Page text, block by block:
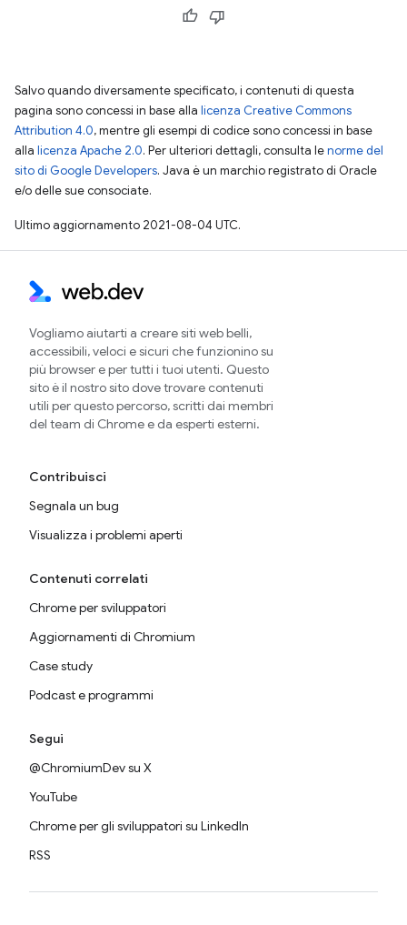
Salvo quando diversamente specificato, i contenuti di questa
pagina sono concessi in base alla licenza Creative Commons
Attribution 4.0, mentre gli esempi di codice sono concessi in base
alla licenza Apache 2.0. Per ulteriori dettagli, consulta lenorme del
sito di Google Developers. Java è un marchio registrato di Oracle
e/o delle sue consociate.
Ultimo aggiornamento 2021-08-04 UTC.
Vogliamo aiutarti a creare siti web belli,
accessibili, veloci e sicuri che funzionino su
più browser e per tutti i tuoi utenti. Questo
sito è il nostro sito dove trovare contenuti
utili per questo percorso, scritti dai membri
del team di Chrome e da esperti esterni.
Contribuisci
Segnala un bug
Visualizza i problemi aperti
Contenuti correlati
Chrome per sviluppatori
Aggiornamenti di Chromium
Case study
Podcast e programmi
Segui
@ChromiumDev su X
YouTube
Chrome per gli sviluppatori su LinkedIn
RSS